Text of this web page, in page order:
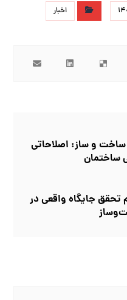
اخبار
ساخت و ساز: اصلاحاتی
ساختمان
جایگاه واقعی در